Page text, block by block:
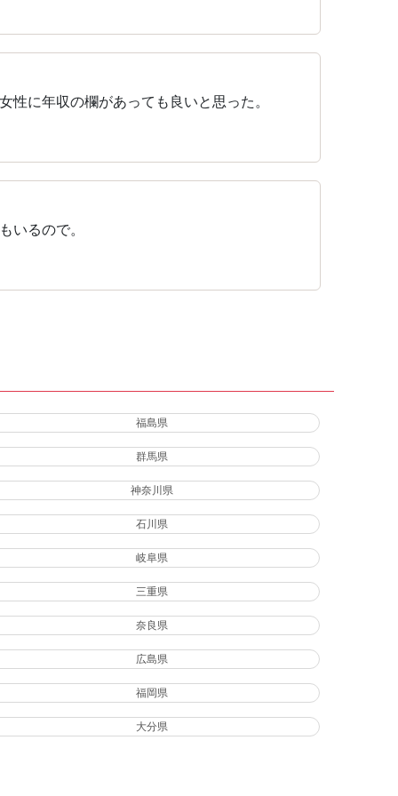
に年収の欄があっても良いと思った。
いるので。
福島県
群馬県
神奈川県
石川県
岐阜県
三重県
奈良県
広島県
福岡県
大分県